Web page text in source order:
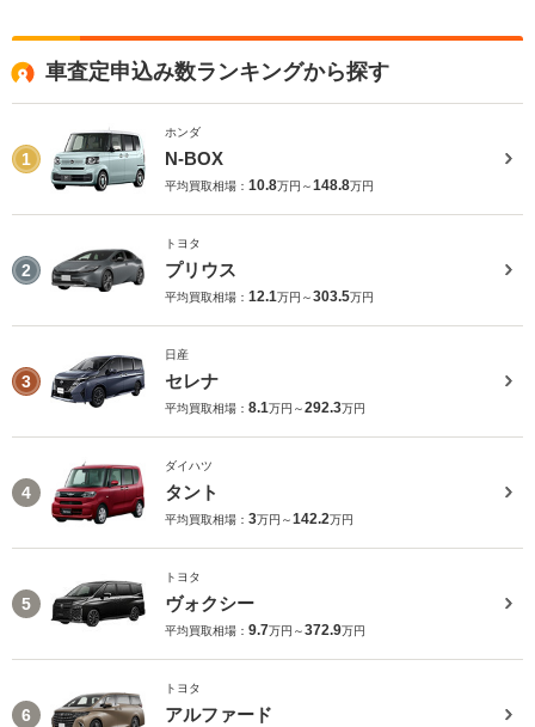
車査定申込み数ランキングから探す
1
ホンダ
N-BOX
平均買取相場： 10.8万円～148.8万円
2
トヨタ
プリウス
平均買取相場： 12.1万円～303.5万円
3
日産
セレナ
平均買取相場： 8.1万円～292.3万円
4
ダイハツ
タント
平均買取相場： 3万円～142.2万円
5
トヨタ
ヴォクシー
平均買取相場： 9.7万円～372.9万円
6
トヨタ
アルファード